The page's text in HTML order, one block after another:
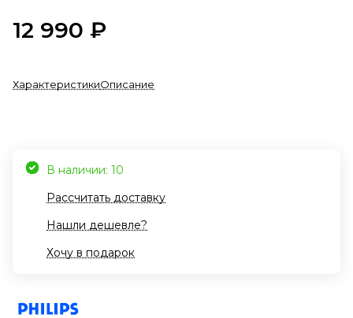
12 990 ₽
ХарактеристикиОписание
В наличии: 10
Рассчитать доставку
Нашли дешевле?
Хочу в подарок